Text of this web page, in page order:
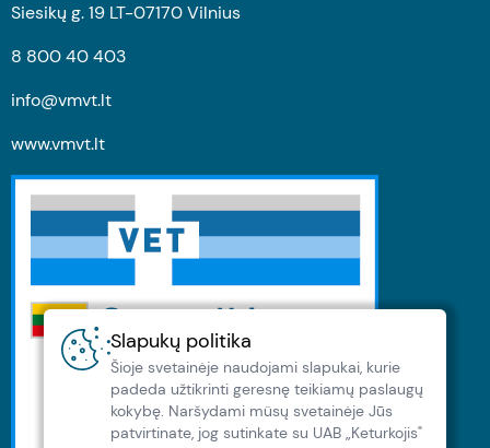
Slapukų politika
Šioje svetainėje naudojami slapukai, kurie
padeda užtikrinti geresnę teikiamų paslaugų
kokybę. Naršydami müsų svetainėje Jūs
patvirtinate, jog sutinkate su UAB „Keturkojis"
Siesikų g. 19 LT-07170 Vilnius
8 800 40 403
info@vmvt.lt
www.vmvt.lt